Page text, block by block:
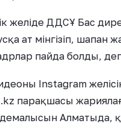
желіде ДДСҰ Бас
ат мінгізіп, шапан
пайда болды,
Instagram
парақшасы
Алматыда,